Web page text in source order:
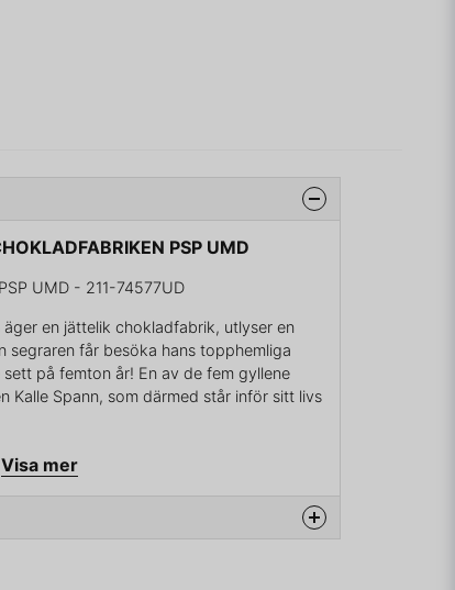
PSP UMD
UMD - 211-74577UD
äger en jättelik chokladfabrik, utlyser en
segraren får besöka hans topphemliga
sett på femton år! En av de fem gyllene
Kalle Spann, som därmed står inför sitt livs
Visa mer